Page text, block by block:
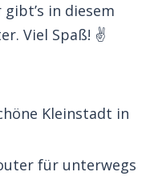
in diesem
Viel Spaß! ✌️
Kleinstadt in
für unterwegs